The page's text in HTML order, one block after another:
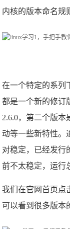
内核的版本命名规
在一个特定的系列
都是一个新的修订
2.6.0，第二个版本
动等一些新特性。
对稳定，已经发行
前不太稳定，运行
我们在官网首页点
可以看到很多版本